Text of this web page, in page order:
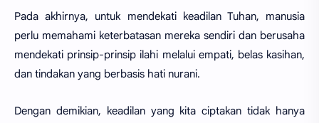
Pada akhirnya, untuk mendekati keadilan Tuhan, manusia
perlu memahami keterbatasan mereka sendiri dan berusaha
mendekati prinsip-prinsip ilahi melalui empati, belas kasihan,
dan tindakan yang berbasis hati nurani.
Dengan demikian, keadilan yang kita ciptakan tidak hanya